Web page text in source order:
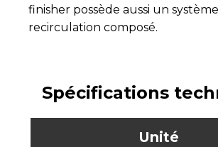
finisher possède aussi un
recirculation composé.
Spécifications
Unité